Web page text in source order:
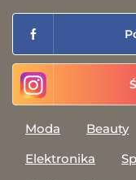
Moda Beauty
Elektronika